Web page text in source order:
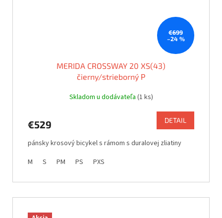
€699
–24 %
MERIDA CROSSWAY 20 XS(43)
čierny/strieborný P
Skladom u dodávateľa (1 ks)
€529 DETAIL
pánsky krosový bicykel s rámom s duralovej zliatiny
M
S PM PS PXS